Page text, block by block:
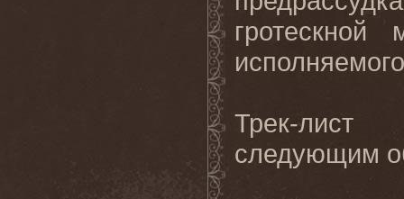
гротескной
Трек-лист
следующим